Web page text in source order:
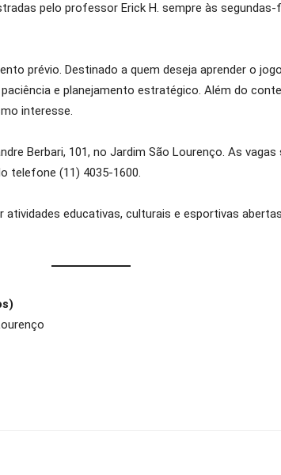
pelo professor Erick H. sempre às
prévio. Destinado a quem deseja aprender o
e planejamento estratégico. Além do
interesse.
Berbari, 101, no Jardim São Lourenço. As
telefone (11) 4035-1600.
educativas, culturais e esportivas